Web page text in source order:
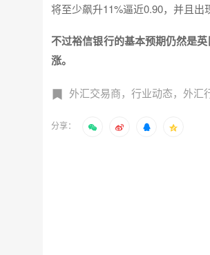
将至少飙升11%逼近0.90，并且出
不过裕信银行的基本预期仍然是
涨。
外汇交易商，行业动态，外汇
分享：